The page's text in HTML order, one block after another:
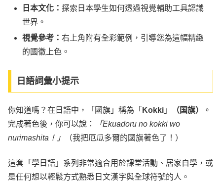
日本文化：探索日本學生如何透過視覺輔助工具認識
世界。
視覺參考：右上角附有全彩範例，引導您為這幅精緻
的國徽上色。
日語詞彙小提示
你知道嗎？在日語中，「國旗」稱為「 Kokki 」 （国旗）
。
完成著色後，你可以說：
「Ekuadoru no kokki wo
nurimashita！」
（我把厄瓜多爾的國旗著色了！）
這套「學日語」系列非常適合用於課堂活動、居家自學，或
是任何想以輕鬆方式熟悉日文漢字與全球符號的人。